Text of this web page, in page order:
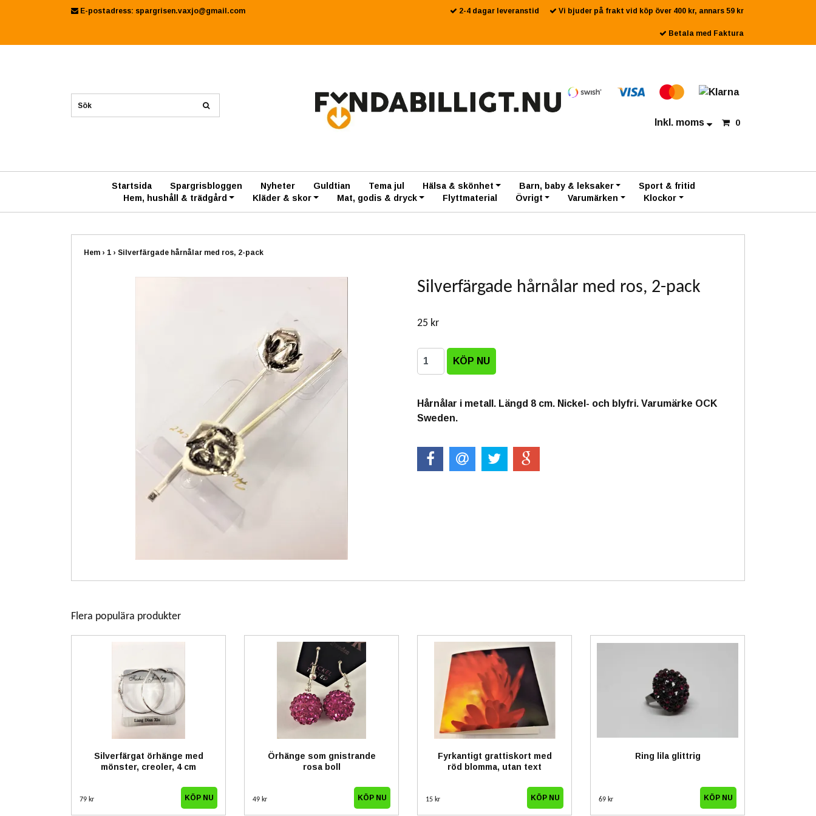
E-postadress: spargrisen.vaxjo@gmail.com 2-4 dagar leveranstid Vi bjuder på frakt vid köp över 400 kr, annars 59 kr
Betala med Faktura
Inkl. moms 0
Startsida Spargrisbloggen Nyheter Guldtian Tema jul Hälsa & skönhet Barn, baby & leksaker
Sport & fritid
Hem, hushåll & trädgård
Kläder & skor Mat, godis & dryck Flyttmaterial Övrigt Varumärken Klockor
Hem › 1 › Silverfärgade hårnålar med ros, 2-pack
Silverfärgade hårnålar med ros, 2-pack
25 kr
Hårnålar i metall. Längd 8 cm. Nickel- och blyfri. Varumärke OCK
Sweden.
Flera populära produkter
Silverfärgat örhänge med
mönster, creoler, 4 cm
79 kr
Örhänge som gnistrande
rosa boll
49 kr
Fyrkantigt grattiskort med
röd blomma, utan text
15 kr
Ring lila glittrig
69 kr